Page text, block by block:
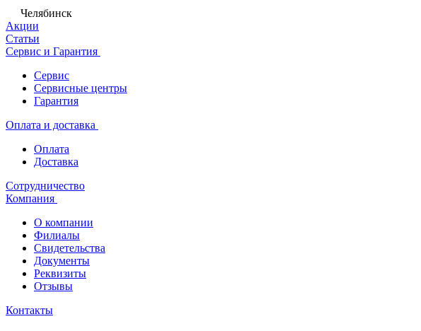
Челябинск
Акции
Статьи
Сервис и Гарантия
Сервис
Сервисные центры
Гарантия
Оплата и доставка
Оплата
Доставка
Сотрудничество
Компания
О компании
Филиалы
Свидетельства
Документы
Реквизиты
Отзывы
Контакты